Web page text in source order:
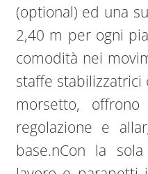
(optional) ed una
2,40 m per ogni
comodità nei
staffe stabilizzatrici
morsetto,
regolazione e
base.nCon la